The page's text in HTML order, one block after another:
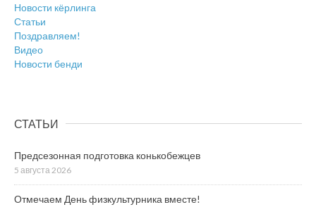
Новости кёрлинга
Статьи
Поздравляем!
Видео
Новости бенди
СТАТЬИ
Предсезонная подготовка конькобежцев
5 августа 2026
Отмечаем День физкультурника вместе!